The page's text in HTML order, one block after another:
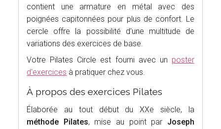
contient une armature en métal avec des
poignées capitonnées pour plus de confort. Le
cercle offre la possibilité d'une multitude de
variations des exercices de base.
Votre Pilates Circle est fourni avec un poster
d'exercices à pratiquer chez vous.
À propos des exercices Pilates
Élaborée au tout début du XXe siècle, la
méthode Pilates, mise au point par Joseph